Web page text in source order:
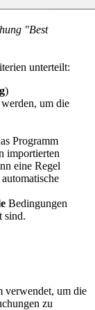
"Best
unterteilt:
)
um die
Programm
importierten
eine Regel
Bedingungen
sind.
verwendet, um die
zu